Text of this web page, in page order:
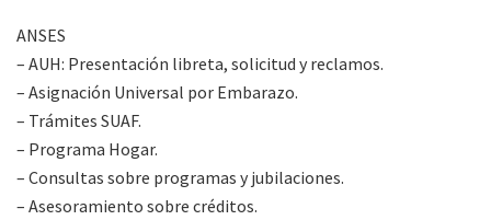
ANSES
– AUH: Presentación libreta, solicitud y reclamos.
– Asignación Universal por Embarazo.
– Trámites SUAF.
– Programa Hogar.
– Consultas sobre programas y jubilaciones.
– Asesoramiento sobre créditos.